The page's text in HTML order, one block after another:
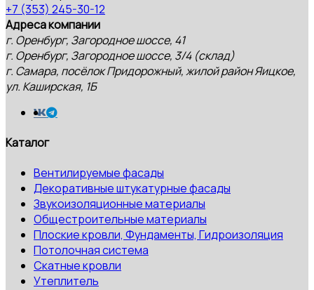
+7 (353) 245-30-12
Адреса компании
г. Оренбург, Загородное шоссе, 41
г. Оренбург, Загородное шоссе, 3/4 (склад)
г. Самара, посёлок Придорожный, жилой район Яицкое,
ул. Каширская, 1Б
Каталог
Вентилируемые фасады
Декоративные штукатурные фасады
Звукоизоляционные материалы
Общестроительные материалы
Плоские кровли, Фундаменты, Гидроизоляция
Потолочная система
Скатные кровли
Утеплитель